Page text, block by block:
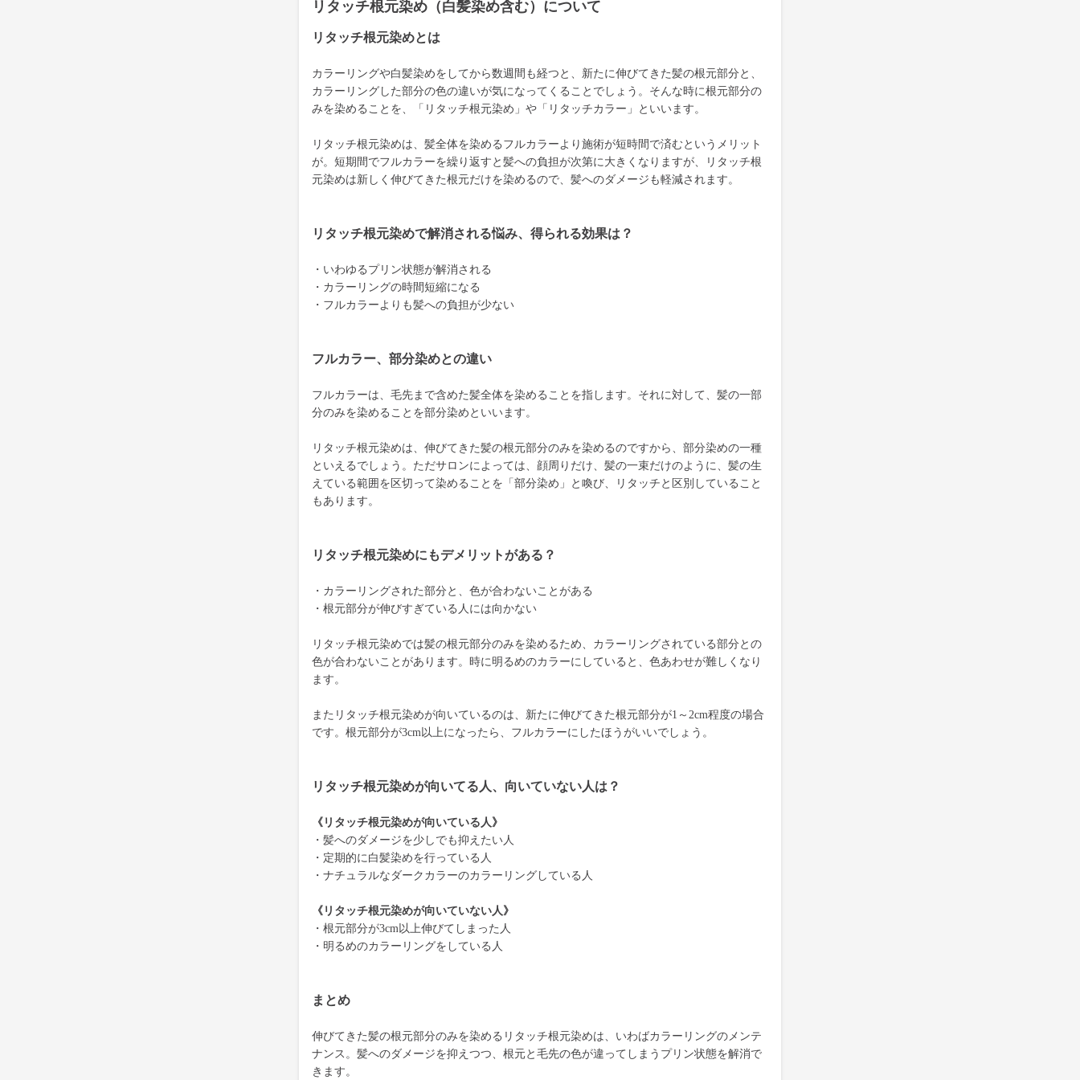
リタッチ根元染め（白髪染め含む）について
リタッチ根元染めとは
カラーリングや白髪染めをしてから数週間も経つと、新たに伸びてきた髪の根元部分と、
カラーリングした部分の色の違いが気になってくることでしょう。そんな時に根元部分の
みを染めることを、「リタッチ根元染め」や「リタッチカラー」といいます。
リタッチ根元染めは、髪全体を染めるフルカラーより施術が短時間で済むというメリット
が。短期間でフルカラーを繰り返すと髪への負担が次第に大きくなりますが、リタッチ根
元染めは新しく伸びてきた根元だけを染めるので、髪へのダメージも軽減されます。
リタッチ根元染めで解消される悩み、得られる効果は？
・いわゆるプリン状態が解消される
・カラーリングの時間短縮になる
・フルカラーよりも髪への負担が少ない
フルカラー、部分染めとの違い
フルカラーは、毛先まで含めた髪全体を染めることを指します。それに対して、髪の一部
分のみを染めることを部分染めといいます。
リタッチ根元染めは、伸びてきた髪の根元部分のみを染めるのですから、部分染めの一種
といえるでしょう。ただサロンによっては、顔周りだけ、髪の一束だけのように、髪の生
えている範囲を区切って染めることを「部分染め」と喚び、リタッチと区別していること
もあります。
リタッチ根元染めにもデメリットがある？
・カラーリングされた部分と、色が合わないことがある
・根元部分が伸びすぎている人には向かない
リタッチ根元染めでは髪の根元部分のみを染めるため、カラーリングされている部分との
色が合わないことがあります。時に明るめのカラーにしていると、色あわせが難しくなり
ます。
またリタッチ根元染めが向いているのは、新たに伸びてきた根元部分が1～2cm程度の場合
です。根元部分が3cm以上になったら、フルカラーにしたほうがいいでしょう。
リタッチ根元染めが向いてる人、向いていない人は？
《リタッチ根元染めが向いている人》
・髪へのダメージを少しでも抑えたい人
・定期的に白髪染めを行っている人
・ナチュラルなダークカラーのカラーリングしている人
《リタッチ根元染めが向いていない人》
・根元部分が3cm以上伸びてしまった人
・明るめのカラーリングをしている人
まとめ
伸びてきた髪の根元部分のみを染めるリタッチ根元染めは、いわばカラーリングのメンテ
ナンス。髪へのダメージを抑えつつ、根元と毛先の色が違ってしまうプリン状態を解消で
きます。